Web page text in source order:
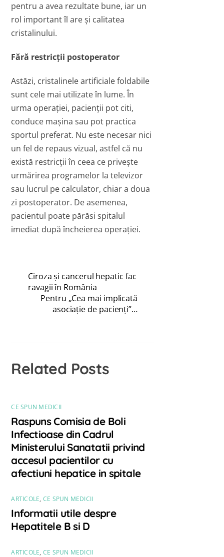
pentru a avea rezultate bune, iar un
rol important îl are şi calitatea
cristalinului.
Fără restricţii postoperator
Astăzi, cristalinele artificiale foldabile
sunt cele mai utilizate în lume. În
urma operaţiei, pacienţii pot citi,
conduce maşina sau pot practica
sportul preferat. Nu este necesar nici
un fel de repaus vizual, astfel că nu
există restricţii în ceea ce priveşte
urmărirea programelor la televizor
sau lucrul pe calculator, chiar a doua
zi postoperator. De asemenea,
pacientul poate părăsi spitalul
imediat după încheierea operaţiei.
Ciroza şi cancerul hepatic fac
ravagii în România
Pentru „Cea mai implicată
asociaţie de pacienţi”…
Related Posts
CE SPUN MEDICII
Raspuns Comisia de Boli
Infectioase din Cadrul
Ministerului Sanatatii privind
accesul pacientilor cu
afectiuni hepatice in spitale
ARTICOLE, CE SPUN MEDICII
Informatii utile despre
Hepatitele B si D
ARTICOLE, CE SPUN MEDICII